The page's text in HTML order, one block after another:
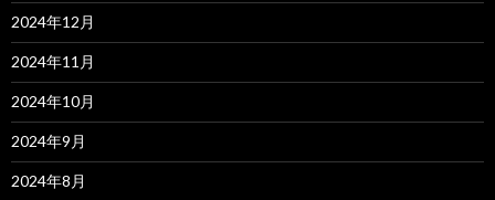
2024年12月
2024年11月
2024年10月
2024年9月
2024年8月